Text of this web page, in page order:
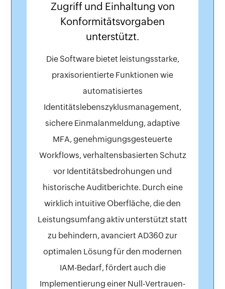
Zugriff und Einhaltung von
Konformitätsvorgaben
unterstützt.
Die Software bietet leistungsstarke,
praxisorientierte Funktionen wie
automatisiertes
Identitätslebenszyklusmanagement,
sichere Einmalanmeldung, adaptive
MFA, genehmigungsgesteuerte
Workflows, verhaltensbasierten Schutz
vor Identitätsbedrohungen und
historische Auditberichte. Durch eine
wirklich intuitive Oberfläche, die den
Leistungsumfang aktiv unterstützt statt
zu behindern, avanciert AD360 zur
optimalen Lösung für den modernen
IAM-Bedarf, fördert auch die
Implementierung einer Null-Vertrauen-